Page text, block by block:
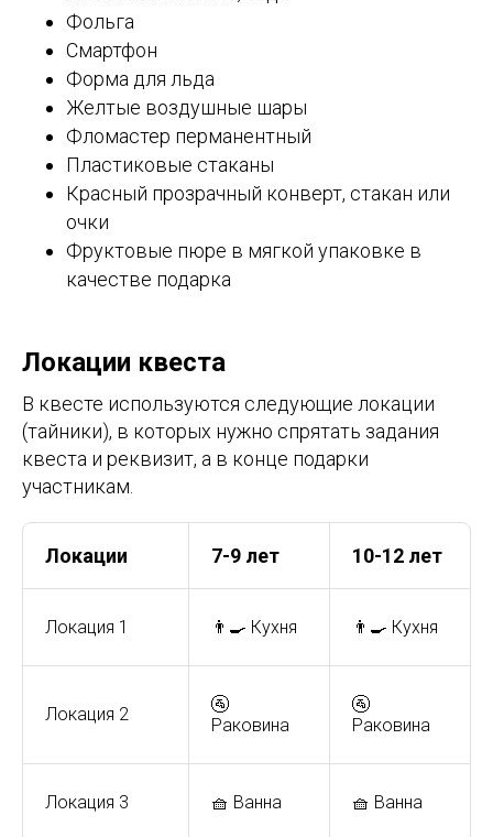
Фольга
Смартфон
Форма для льда
Желтые воздушные шары
Фломастер перманентный
Пластиковые стаканы
Красный прозрачный конверт, стакан или
очки
Фруктовые пюре в мягкой упаковке в
качестве подарка
Локации квеста
В квесте используются следующие локации
(тайники), в которых нужно спрятать задания
квеста и реквизит, а в конце подарки
участникам.
Локации 7-9 лет 10-12 лет
Локация 1 👨‍🍳 Кухня 👨‍🍳 Кухня
Локация 2
🚰
Раковина
🚰
Раковина
Локация 3 🧺 Ванна 🧺 Ванна